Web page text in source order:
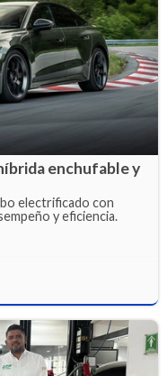
enchufable y
electrificado con
y eficiencia.